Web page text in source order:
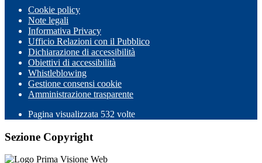
Cookie policy
Note legali
Informativa Privacy
Ufficio Relazioni con il Pubblico
Dichiarazione di accessibilità
Obiettivi di accessibilità
Whistleblowing
Gestione consensi cookie
Amministrazione trasparente
Pagina visualizzata 532 volte
Sezione Copyright